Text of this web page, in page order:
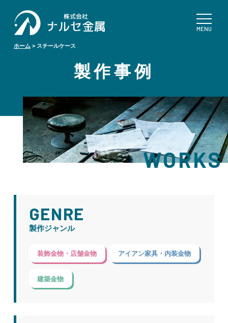
ホーム > スチールケース
製作事例
WORKS
GENRE
製作ジャンル
装飾金物・店舗金物 アイアン家具・内装金物
建築金物